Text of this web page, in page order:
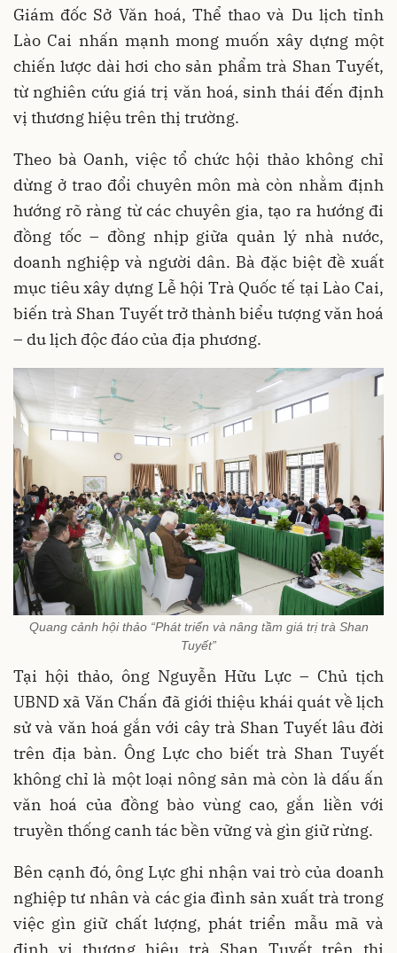
Giám đốc Sở Văn hoá, Thể thao và Du lịch tỉnh
Lào Cai nhấn mạnh mong muốn xây dựng một
chiến lược dài hơi cho sản phẩm trà Shan Tuyết,
từ nghiên cứu giá trị văn hoá, sinh thái đến định
vị thương hiệu trên thị trường.
Theo bà Oanh, việc tổ chức hội thảo không chỉ
dừng ở trao đổi chuyên môn mà còn nhằm định
hướng rõ ràng từ các chuyên gia, tạo ra hướng đi
đồng tốc – đồng nhịp giữa quản lý nhà nước,
doanh nghiệp và người dân. Bà đặc biệt đề xuất
mục tiêu xây dựng Lễ hội Trà Quốc tế tại Lào Cai,
biến trà Shan Tuyết trở thành biểu tượng văn hoá
– du lịch độc đáo của địa phương.
Quang cảnh hội thảo “Phát triển và nâng tầm giá trị trà Shan
Tuyết”
Tại hội thảo, ông Nguyễn Hữu Lực – Chủ tịch
UBND xã Văn Chấn đã giới thiệu khái quát về lịch
sử và văn hoá gắn với cây trà Shan Tuyết lâu đời
trên địa bàn. Ông Lực cho biết trà Shan Tuyết
không chỉ là một loại nông sản mà còn là dấu ấn
văn hoá của đồng bào vùng cao, gắn liền với
truyền thống canh tác bền vững và gìn giữ rừng.
Bên cạnh đó, ông Lực ghi nhận vai trò của doanh
nghiệp tư nhân và các gia đình sản xuất trà trong
việc gìn giữ chất lượng, phát triển mẫu mã và